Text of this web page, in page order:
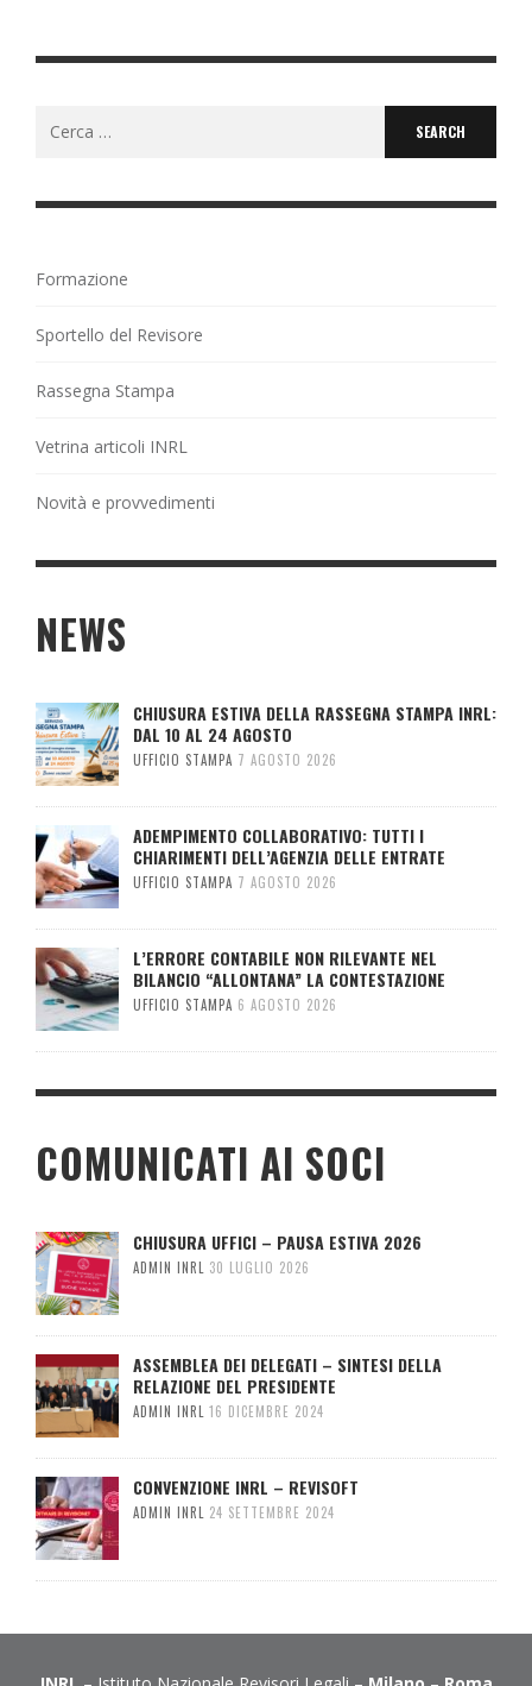
Formazione
Sportello del Revisore
Rassegna Stampa
Vetrina articoli INRL
Novità e provvedimenti
NEWS
CHIUSURA ESTIVA DELLA RASSEGNA STAMPA INRL:
DAL 10 AL 24 AGOSTO
UFFICIO STAMPA 7 AGOSTO 2026
ADEMPIMENTO COLLABORATIVO: TUTTI I
CHIARIMENTI DELL’AGENZIA DELLE ENTRATE
UFFICIO STAMPA 7 AGOSTO 2026
L’ERRORE CONTABILE NON RILEVANTE NEL
BILANCIO “ALLONTANA” LA CONTESTAZIONE
UFFICIO STAMPA 6 AGOSTO 2026
COMUNICATI AI SOCI
CHIUSURA UFFICI – PAUSA ESTIVA 2026
ADMIN INRL 30 LUGLIO 2026
ASSEMBLEA DEI DELEGATI – SINTESI DELLA
RELAZIONE DEL PRESIDENTE
ADMIN INRL 16 DICEMBRE 2024
CONVENZIONE INRL – REVISOFT
ADMIN INRL 24 SETTEMBRE 2024